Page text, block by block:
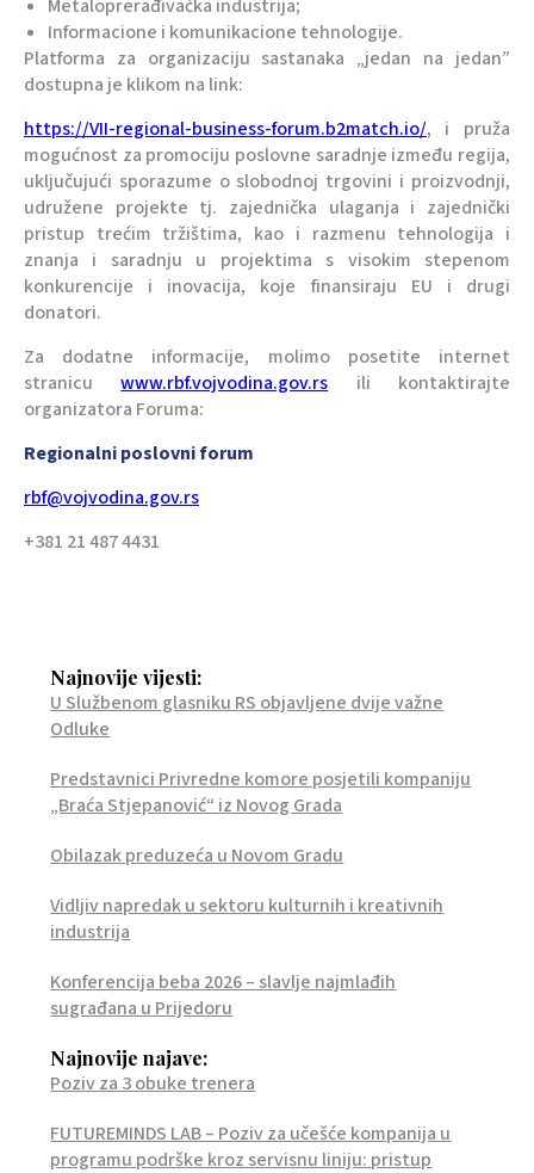
Metaloprerađivačka industrija;
Informacione i komunikacione tehnologije.
Platforma za organizaciju sastanaka „jedan na jedan”
dostupna je klikom na link:
https://VII-regional-business-forum.b2match.io/, i pruža
mogućnost za promociju poslovne saradnje između regija,
uključujući sporazume o slobodnoj trgovini i proizvodnji,
udružene projekte tj. zajednička ulaganja i zajednički
pristup trećim tržištima, kao i razmenu tehnologija i
znanja i saradnju u projektima s visokim stepenom
konkurencije i inovacija, koje finansiraju EU i drugi
donatori.
Za dodatne informacije, molimo posetite internet
stranicuwww.rbf.vojvodina.gov.rs ili kontaktirajte
organizatora Foruma:
Regionalni poslovni forum
rbf@vojvodina.gov.rs
+381 21 487 4431
Najnovije vijesti:
U Službenom glasniku RS objavljene dvije važne
Odluke
Predstavnici Privredne komore posjetili kompaniju
„Braća Stjepanović“ iz Novog Grada
Obilazak preduzeća u Novom Gradu
Vidljiv napredak u sektoru kulturnih i kreativnih
industrija
Konferencija beba 2026 – slavlje najmlađih
sugrađana u Prijedoru
Najnovije najave:
Poziv za 3 obuke trenera
FUTUREMINDS LAB – Poziv za učešće kompanija u
programu podrške kroz servisnu liniju: pristup